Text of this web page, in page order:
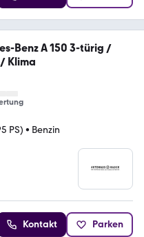
Benz A 150 3-türig /
Avantg. / Klima
PS) • Benzin
Kontakt Parken